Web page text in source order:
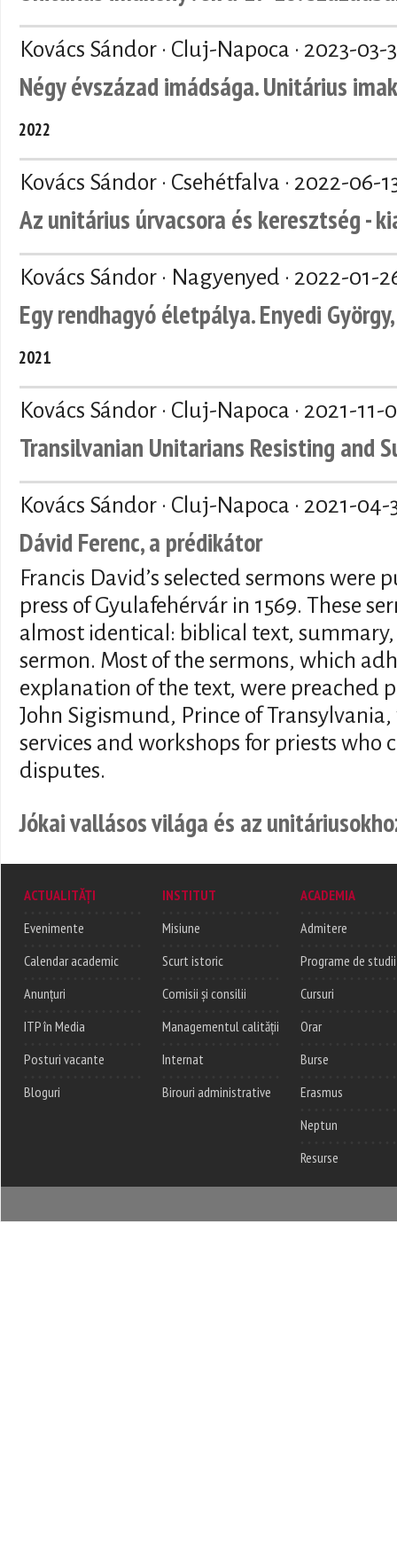
Kovács Sándor · Cluj-Napoca · 2023-03-
Négy évszázad imádsága. Unitárius
2022
Kovács Sándor · Csehétfalva · 2022-06-
Az unitárius úrvacsora és keresztség -
Kovács Sándor · Nagyenyed · 2022-01-
Egy rendhagyó életpálya. Enyedi
2021
Kovács Sándor · Cluj-Napoca · 2021-11-
Transilvanian Unitarians Resisting and
Kovács Sándor · Cluj-Napoca · 2021-04-
Dávid Ferenc, a prédikátor
Francis David’s selected sermons
press of Gyulafehérvár in 1569. These
almost identical: biblical text,
sermon. Most of the sermons, which
explanation of the text, were preached
John Sigismund, Prince of
services and workshops for priests who
disputes.
Jókai vallásos világa és az
ACTUALITĂȚI
Evenimente
Calendar academic
Anunțuri
ITP în Media
Posturi vacante
Bloguri
INSTITUT
Misiune
Scurt istoric
Comisii și consilii
Managementul calității
Internat
Birouri administrative
ACADEMIA
Admitere
Programe de studii
Cursuri
Orar
Burse
Erasmus
Neptun
Resurse